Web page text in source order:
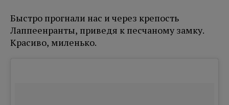
Быстро прогнали нас и через крепость
Лаппеенранты, приведя к песчаному замку.
Красиво, миленько.